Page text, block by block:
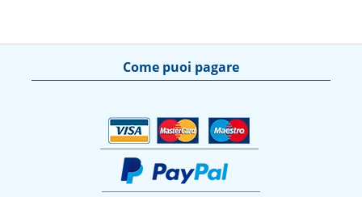
Come puoi pagare